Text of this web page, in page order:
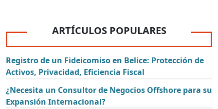
ARTÍCULOS POPULARES
Registro de un Fideicomiso en Belice: Protección de
Activos, Privacidad, Eficiencia Fiscal
¿Necesita un Consultor de Negocios Offshore para su
Expansión Internacional?